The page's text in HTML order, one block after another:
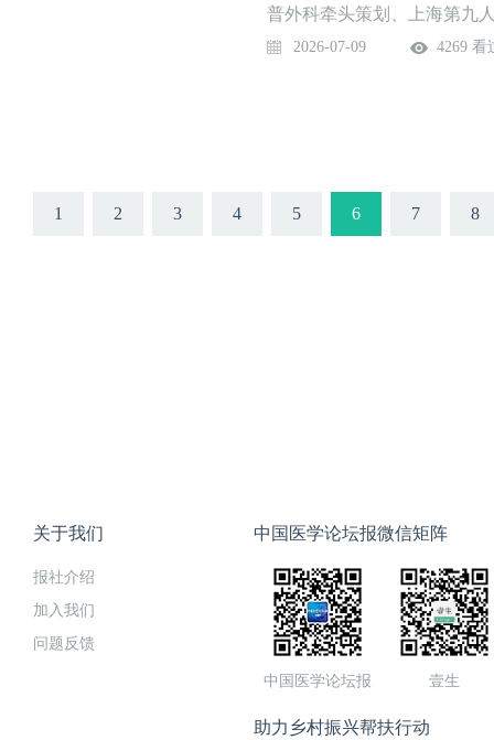
普外科牵头策划、上海第九
栏，聚焦疑难胃肠道疾病的
2026-07-09 4269 看
1 2 3 4 5 6 7 8
关于我们
报社介绍
加入我们
问题反馈
中国医学论坛报微信矩阵
中国医学论坛报 壹生
助力乡村振兴帮扶行动